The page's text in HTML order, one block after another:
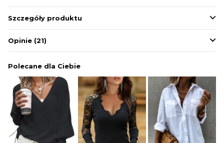
BIELIZNA
Szczegóły produktu
Opinie (21)
Polecane dla Ciebie